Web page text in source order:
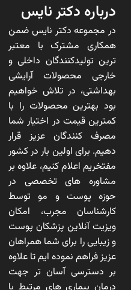
درباره دکتر نایس
در مجموعه دکتر نایس ضمن
همکاری مشترک با معتبر
ترین تولیدکنندگان داخلی و
خارجی محصولات آرایشی
بهداشتی، در تلاش خواهیم
بود بهترین محصولات را با
کمترین قیمت در اختیار شما
مصرف کنندگان عزیز قرار
دهیم. برای اولین بار در کشور
مفتخریم اعلام کنیم، علاوه بر
مشاوره های تخصصی در
حوزه پوست و مو توسط
کارشناسان مجرب، امکان
ویزیت آنلاین پزشکان پوست
و زیبایی را برای شما همراهان
عزیز فراهم نموده ایم تا علاوه
بر دسترسی آسان تر جهت